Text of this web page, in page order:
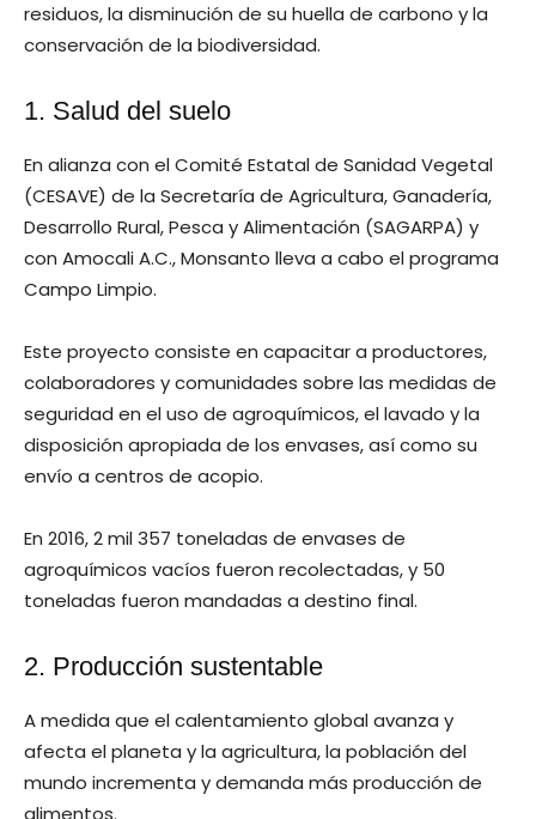
residuos, la disminución de su huella de carbono y la
conservación de la biodiversidad.
1. Salud del suelo
En alianza con el Comité Estatal de Sanidad Vegetal
(CESAVE) de la Secretaría de Agricultura, Ganadería,
Desarrollo Rural, Pesca y Alimentación (SAGARPA) y
con Amocali A.C., Monsanto lleva a cabo el programa
Campo Limpio.
Este proyecto consiste en capacitar a productores,
colaboradores y comunidades sobre las medidas de
seguridad en el uso de agroquímicos, el lavado y la
disposición apropiada de los envases, así como su
envío a centros de acopio.
En 2016, 2 mil 357 toneladas de envases de
agroquímicos vacíos fueron recolectadas, y 50
toneladas fueron mandadas a destino final.
2. Producción sustentable
A medida que el calentamiento global avanza y
afecta el planeta y la agricultura, la población del
mundo incrementa y demanda más producción de
alimentos.